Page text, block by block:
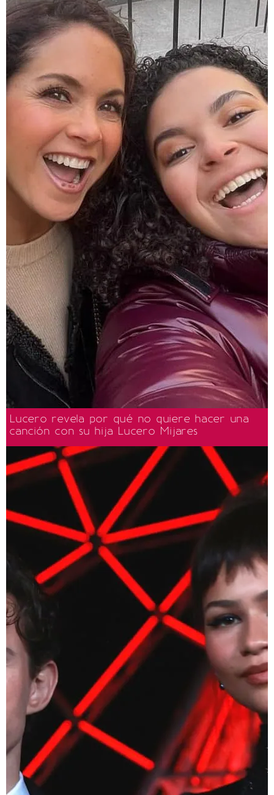
Lucero revela por qué no quiere hacer una
canción con su hija Lucero Mijares